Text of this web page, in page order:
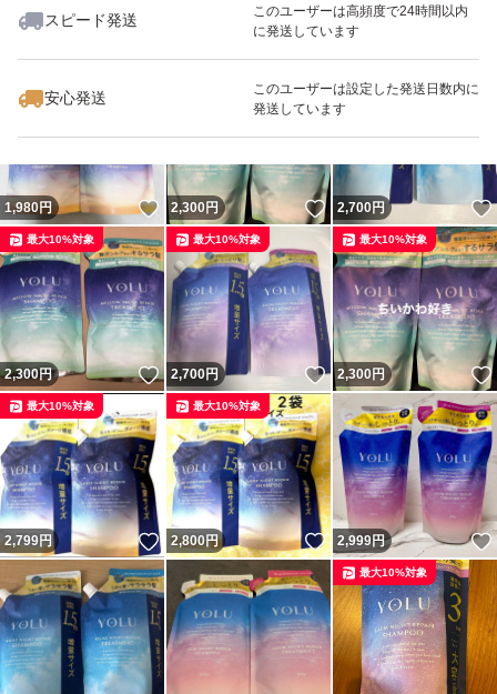
スピード発送
このユーザーは高頻度で24時間以内
に発送しています
安心発送
このユーザーは設定した発送日数内に
発送しています
いいね！
1,990
1,980円 いいね！
2,300円 いいね！
2,700円
2,300円 いいね！
最大10%対象
2,700円 いいね！
最大10%対象
2,300円
最大10%対象
2,799円 いいね！
最大10%対象
2,800円 いいね！
最大10%対象
2,999円
最大10%対象